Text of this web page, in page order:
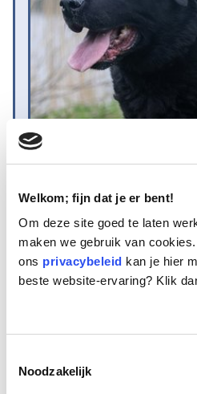
Welkom; fijn dat je er bent!
Om deze site goed te laten
maken we gebruik van
ons privacybeleid kan je hier
beste website-ervaring? Klik
Noodzakelijk
Leeftijd: 11
Ras/type:
Bastaard
Geslacht:
Reu
Reden opvang:
Hoeveel dagen te gast
Justin is een 11 jarige beer van een
maar is daarvoor veel te groot en